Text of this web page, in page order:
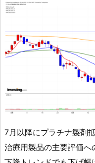
7月以降にプラチナ製剤
治療用製品の主要評価